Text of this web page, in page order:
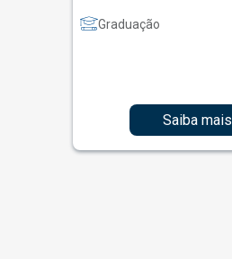
Graduação
Saiba mais